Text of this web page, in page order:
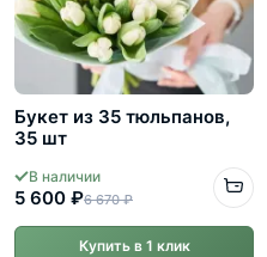
Букет из 35 тюльпанов,
35 шт
В наличии
5 600 ₽6 670 ₽
Купить в 1 клик